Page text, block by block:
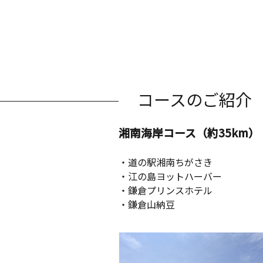
コースのご紹介
湘南海岸コース（約35km）
・道の駅湘南ちがさき
・江の島ヨットハーバー
・鎌倉プリンスホテル
・鎌倉山納豆